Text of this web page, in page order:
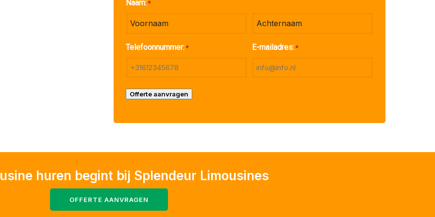
Naam: *
Voornaam Achternaam
Telefoonnummer: * E-mailadres: *
Offerte aanvragen
huren begint bij Splendeur Limousines
OFFERTE AANVRAGEN